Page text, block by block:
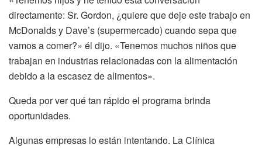
directamente: Sr. Gordon, ¿quiere que deje este trabajo en
McDonalds y Dave’s (supermercado) cuando sepa que
vamos a comer?» él dijo. «Tenemos muchos niños que
trabajan en industrias relacionadas con la alimentación
debido a la escasez de alimentos».
Queda por ver qué tan rápido el programa brinda
oportunidades.
Algunas empresas lo están intentando. La Clínica